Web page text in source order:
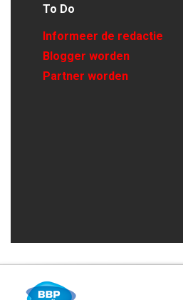
To Do
Informeer de redactie
Blogger worden
Partner worden